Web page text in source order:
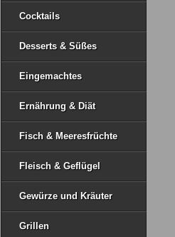
Cocktails
Desserts & Süßes
Eingemachtes
Ernährung & Diät
Fisch & Meeresfrüchte
Fleisch & Geflügel
Gewürze und Kräuter
Grillen